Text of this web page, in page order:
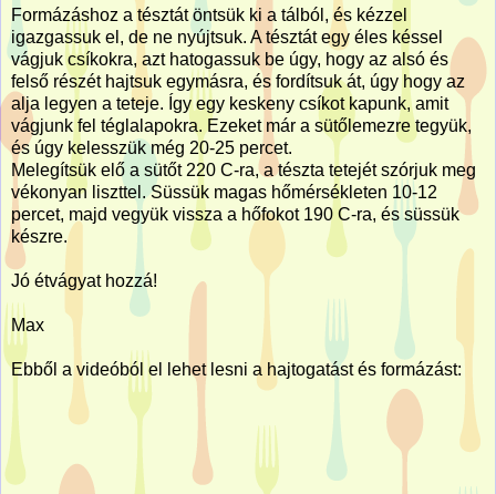
Formázáshoz a tésztát öntsük ki a tálból, és kézzel
igazgassuk el, de ne nyújtsuk. A tésztát egy éles késsel
vágjuk csíkokra, azt hatogassuk be úgy, hogy az alsó és
felső részét hajtsuk egymásra, és fordítsuk át, úgy hogy az
alja legyen a teteje. Így egy keskeny csíkot kapunk, amit
vágjunk fel téglalapokra. Ezeket már a sütőlemezre tegyük,
és úgy kelesszük még 20-25 percet.
Melegítsük elő a sütőt 220 C-ra, a tészta tetejét szórjuk meg
vékonyan liszttel. Süssük magas hőmérsékleten 10-12
percet, majd vegyük vissza a hőfokot 190 C-ra, és süssük
készre.
Jó étvágyat hozzá!
Max
Ebből a videóból el lehet lesni a hajtogatást és formázást: